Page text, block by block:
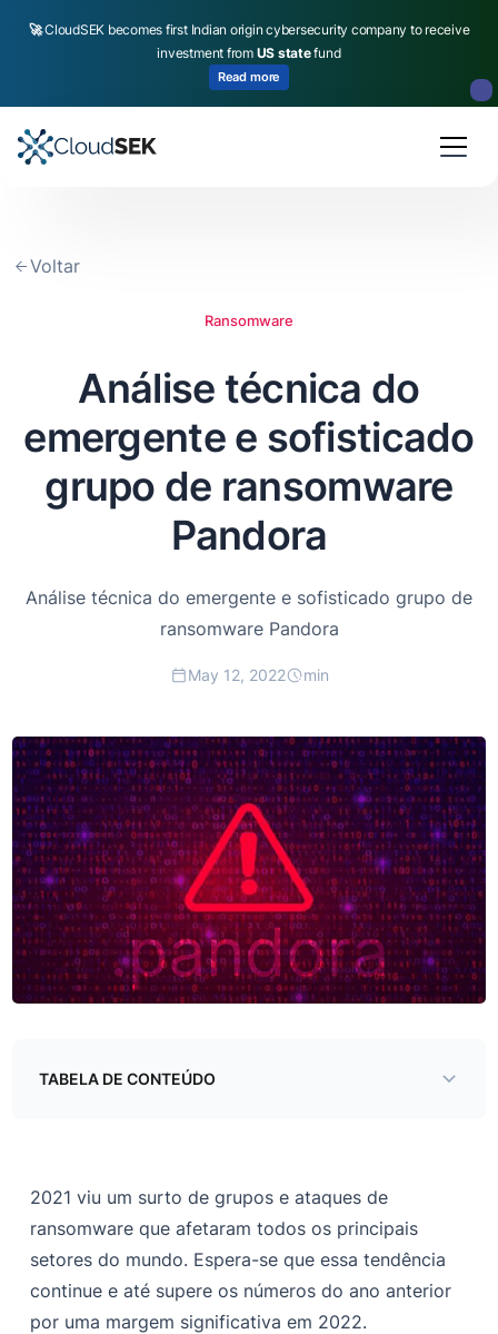
🚀CloudSEK becomes first Indian origin cybersecurity company to receive
investment from US statefund
Read more
Voltar
Ransomware
Análise técnica do
emergente e sofisticado
grupo de ransomware
Pandora
Análise técnica do emergente e sofisticado grupo de
ransomware Pandora
May 12, 2022 min
TABELA DE CONTEÚDO
2021 viu um surto de grupos e ataques de
ransomware que afetaram todos os principais
setores do mundo. Espera-se que essa tendência
continue e até supere os números do ano anterior
por uma margem significativa em 2022.